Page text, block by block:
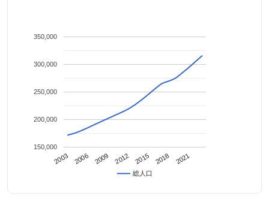
総人口
2003 2006 2009 2012 2015 2018 2021
150,000
200,000
250,000
300,000
350,000